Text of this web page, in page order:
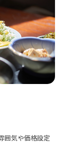
囲気や価格設定